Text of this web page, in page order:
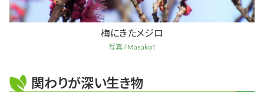
梅にきたメジロ
写真 / MasakoT
関わりが深い生き物